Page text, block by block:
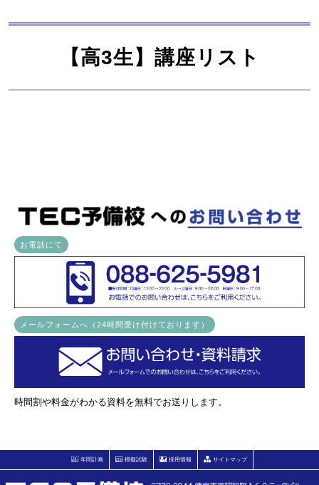
【高3生】講座リスト
お電話にて
メールフォームへ（24時間受け付けております）
時間割や料金がわかる資料を無料でお送りします。
年間計画 模擬試験 採用情報 サイトマップ